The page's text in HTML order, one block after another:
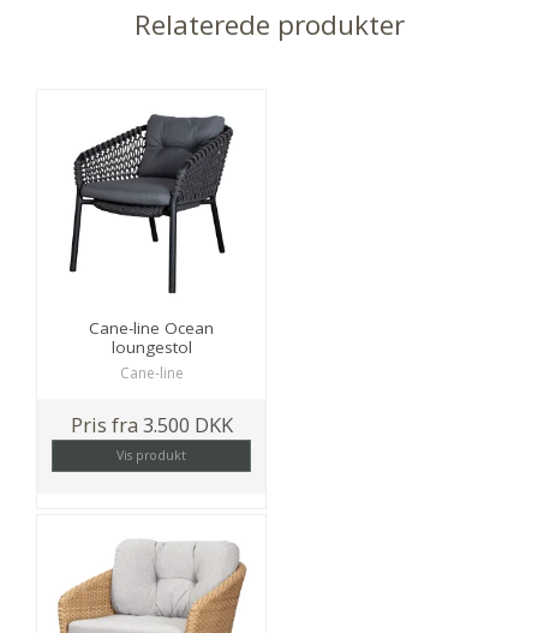
Relaterede produkter
Cane-line Ocean
loungestol
Cane-line
Pris fra 3.500 DKK
Vis produkt